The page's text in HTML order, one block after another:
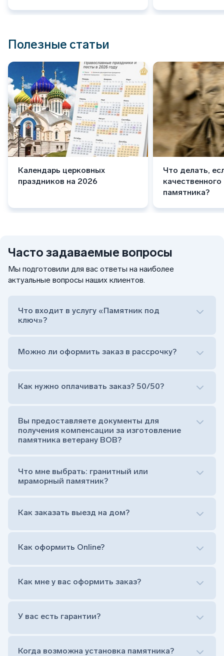
Полезные статьи
Календарь церковных
праздников на 2026
Что делать,
памятника?
Часто задаваемые вопросы
Мы подготовили для вас ответы на наиболее
актуальные вопросы наших клиентов.
Что входит в услугу «Памятник под
ключ»?
Сам комплект памятника:
Тумба (постамент, на который при помощи
штыря устанавливается стела)
Цветник (обрамление могилки, бывает, что
Обработка и сверловка комплекта
Расположение символа веры (крестик или
на символ веры или вовсе портрет не рисовать)
прописной)
Можно ли оформить заказ в рассрочку?
Как нужно оплачивать заказ? 50/50?
Вы предоставляете документы для
получения компенсации за изготовление
памятника ветерану ВОВ?
Что мне выбрать: гранитный или
мраморный памятник?
Как заказать выезд на дом?
Оформить заказ удаленно (online)
Заказать бесплатный выезд менеджера на дом
Как оформить Online?
Оформить заказ удаленно (online)
Заказать бесплатный выезд менеджера на дом
Как мне у вас оформить заказ?
У вас есть гарантии?
Когда возможна установка памятника?